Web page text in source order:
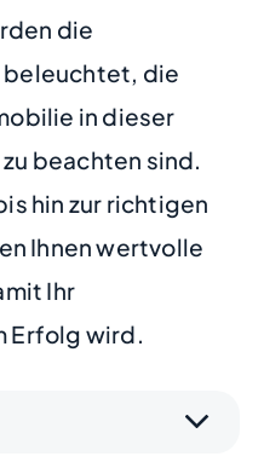
die
die
in dieser
beachten sind.
hin zur richtigen
Ihnen wertvolle
Ihr
Erfolg wird.